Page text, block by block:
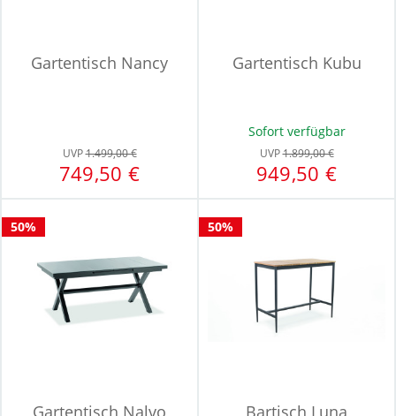
Gartentisch Nancy
UVP1.499,00 €
749,50 €
Gartentisch Kubu
Sofort verfügbar
UVP1.899,00 €
949,50 €
50%
Gartentisch Nalvo
50%
Bartisch Luna